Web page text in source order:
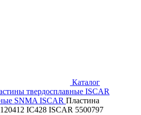
Каталог
твердосплавные ISCAR
SNMA ISCAR Пластина
IC428 ISCAR 5500797